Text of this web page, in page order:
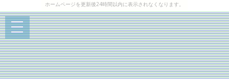
ホームページを更新後24時間以内に表示されなくなります。